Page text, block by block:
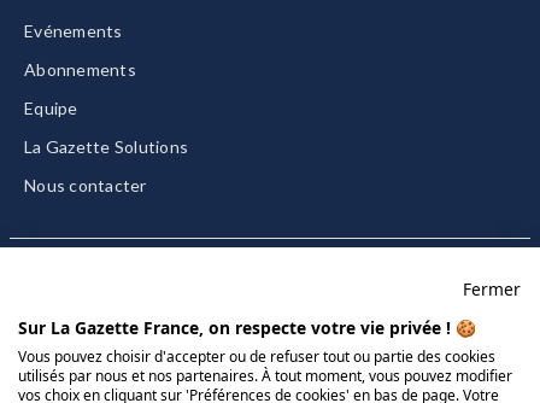
Evénements
Abonnements
Equipe
La Gazette Solutions
Nous contacter
CGU/CGV
Données personnelles
Fermer
Sur La Gazette France, on respecte votre vie privée ! 🍪
Vous pouvez choisir d'accepter ou de refuser tout ou partie des cookies
utilisés par nous et nos partenaires. À tout moment, vous pouvez modifier
vos choix en cliquant sur 'Préférences de cookies' en bas de page. Votre